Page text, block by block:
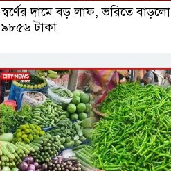
স্বর্ণের দামে বড় লাফ, ভরিতে বাড়লো
৯৮৫৬ টাকা